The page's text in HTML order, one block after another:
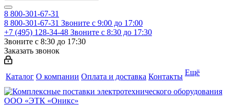
8 800-301-67-31
8 800-301-67-31 Звоните с 9:00 до 17:00
+7 (495) 128-34-48 Звоните с 8:30 до 17:30
Звоните с 8:30 до 17:30
Заказать звонок
Каталог О компании Оплата и доставка Контакты Ещё